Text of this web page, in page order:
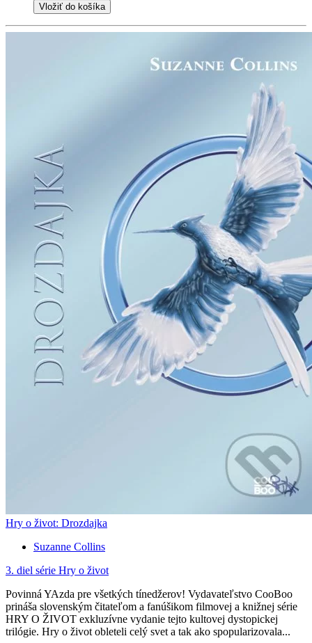
Vložiť do košíka
Hry o život: Drozdajka
Suzanne Collins
3. diel série Hry o život
Povinná YAzda pre všetkých tínedžerov! Vydavateľstvo CooBoo
prináša slovenským čitateľom a fanúšikom filmovej a knižnej série
HRY O ŽIVOT exkluzívne vydanie tejto kultovej dystopickej
trilógie. Hry o život obleteli celý svet a tak ako spopularizovala...